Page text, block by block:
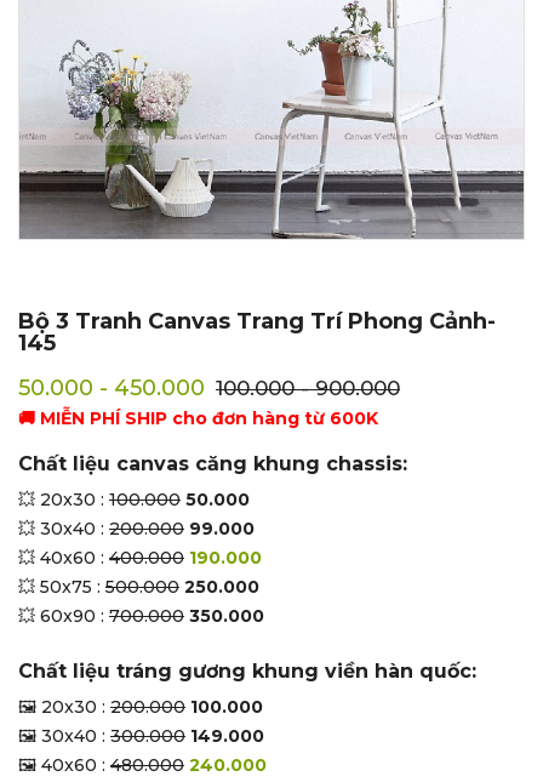
Bộ 3 Tranh Canvas Trang Trí Phong Cảnh-
145
50.000 - 450.000 100.000 - 900.000
🚚 MIỄN PHÍ SHIP cho đơn hàng từ 600K
Chất liệu canvas căng khung chassis:
💥 20x30 : 100.000 50.000
💥 30x40 : 200.000 99.000
💥 40x60 : 400.000 190.000
💥 50x75 : 500.000 250.000
💥 60x90 : 700.000 350.000
Chất liệu tráng gương khung viền hàn quốc:
🖼 20x30 : 200.000 100.000
🖼 30x40 : 300.000 149.000
🖼 40x60 : 480.000 240.000